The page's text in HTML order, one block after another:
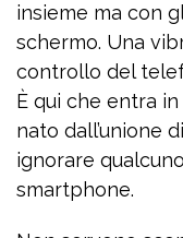
insieme ma con
schermo. Una
controllo del
È qui che entra
nato dall’unione
ignorare
smartphone.